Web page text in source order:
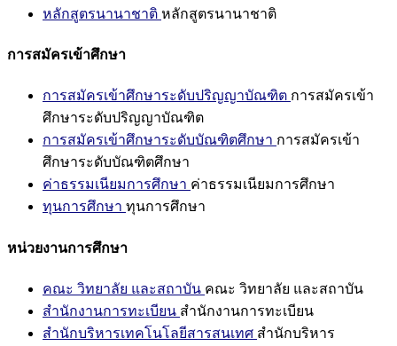
หลักสูตรนานาชาติ หลักสูตรนานาชาติ
การสมัครเข้าศึกษา
การสมัครเข้าศึกษาระดับปริญญาบัณฑิต การสมัครเข้า
ศึกษาระดับปริญญาบัณฑิต
การสมัครเข้าศึกษาระดับบัณฑิตศึกษา การสมัครเข้า
ศึกษาระดับบัณฑิตศึกษา
ค่าธรรมเนียมการศึกษา ค่าธรรมเนียมการศึกษา
ทุนการศึกษา ทุนการศึกษา
หน่วยงานการศึกษา
คณะ วิทยาลัย และสถาบัน คณะ วิทยาลัย และสถาบัน
สำนักงานการทะเบียน สำนักงานการทะเบียน
สำนักบริหารเทคโนโลยีสารสนเทศ สำนักบริหาร